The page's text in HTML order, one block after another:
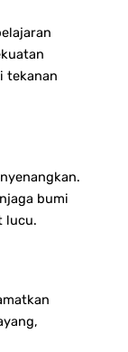
tekanan
bumi
lucu.